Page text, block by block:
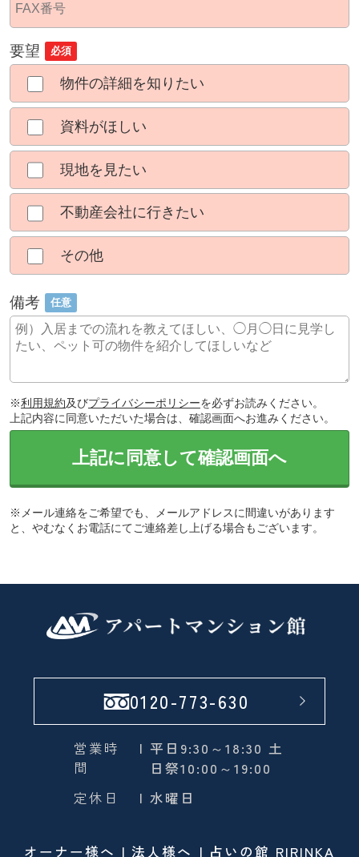
要望 必須
物件の詳細を知りたい
資料がほしい
現地を見たい
不動産会社に行きたい
その他
備考 任意
※利用規約及びプライバシーポリシーを必ずお読みください。
上記内容に同意いただいた場合は、確認画面へお進みください。
上記に同意して確認画面へ
※メール連絡をご希望でも、メールアドレスに間違いがあります
と、やむなくお電話にてご連絡差し上げる場合もございます。
0120-773-630
営業時
間
| 平日9:30～18:30 土
日祭10:00～19:00
定休日
| 水曜日
オーナー様へ 法人様へ 占いの館 RIRINKA